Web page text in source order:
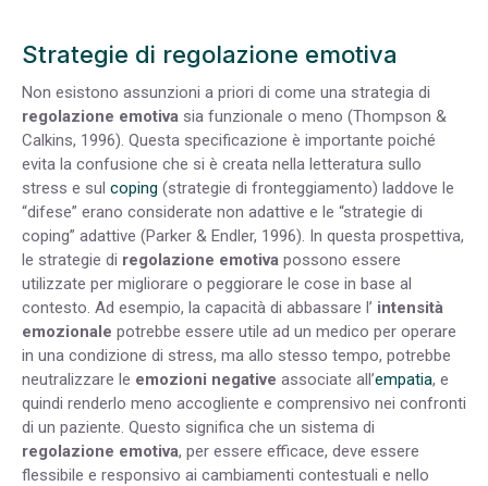
Strategie di regolazione emotiva
Non esistono assunzioni a priori di come una strategia di
regolazione emotiva sia funzionale o meno (Thompson &
Calkins, 1996). Questa specificazione è importante poiché
evita la confusione che si è creata nella letteratura sullo
stress e sul coping (strategie di fronteggiamento) laddove le
“difese” erano considerate non adattive e le “strategie di
coping” adattive (Parker & Endler, 1996). In questa prospettiva,
le strategie di regolazione emotiva possono essere
utilizzate per migliorare o peggiorare le cose in base al
contesto. Ad esempio, la capacità di abbassare l’ intensità
emozionale potrebbe essere utile ad un medico per operare
in una condizione di stress, ma allo stesso tempo, potrebbe
neutralizzare le emozioni negative associate all’empatia, e
quindi renderlo meno accogliente e comprensivo nei confronti
di un paziente. Questo significa che un sistema di
regolazione emotiva, per essere efficace, deve essere
flessibile e responsivo ai cambiamenti contestuali e nello